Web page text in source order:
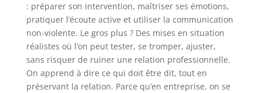
: préparer son intervention, maîtriser ses émotions,
pratiquer l’écoute active et utiliser la communication
non-violente. Le gros plus ? Des mises en situation
réalistes où l’on peut tester, se tromper, ajuster,
sans risquer de ruiner une relation professionnelle.
On apprend à dire ce qui doit être dit, tout en
préservant la relation. Parce qu’en entreprise, on se